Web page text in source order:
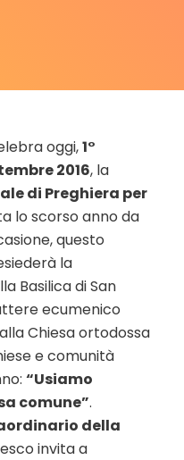
oggi,1°
2016, la
di Preghiera per
lo scorso anno da
questo
la
Basilica di San
ecumenico
Chiesa ortodossa
e comunità
“Usiamo
comune”.
della
invita a